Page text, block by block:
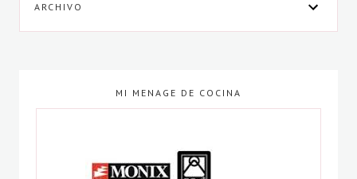
ARCHIVO
MI MENAGE DE COCINA